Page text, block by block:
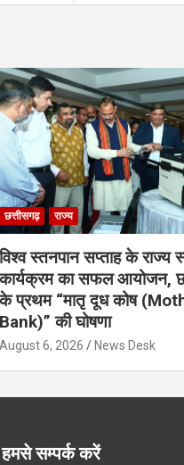
छत्तीसगढ़ राज्य
स्तनपान सप्ताह के राज्य
का सफल आयोजन,
प्रथम “मातृ दूध कोष
Bank)” की घोषणा
August 6, 2026 News Desk
हमसे सम्पर्क करें